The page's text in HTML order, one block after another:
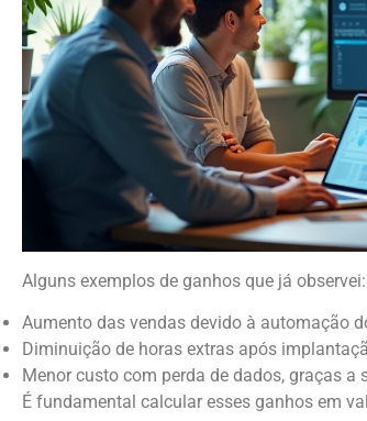
Alguns exemplos de ganhos que já observei:
Aumento das vendas devido à automação
Diminuição de horas extras após
Menor custo com perda de dados, graças a
É fundamental calcular esses ganhos em